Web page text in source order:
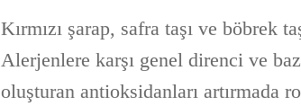
Kırmızı şarap, safra taşı ve böbrek
Alerjenlere karşı genel direnci ve
oluşturan antioksidanları artırmada